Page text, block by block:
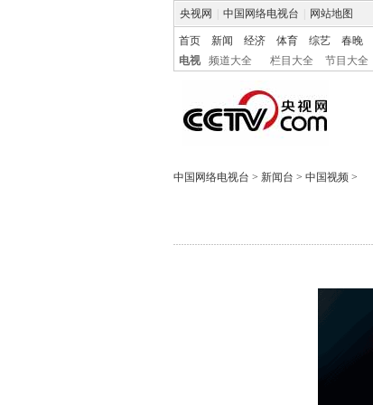
央视网 中国网络电视台 网站地图
首页 新闻 经济 体育 综艺 春晚
电视
频道大全 栏目大全 节目大全
中国网络电视台 > 新闻台 > 中国视频 >